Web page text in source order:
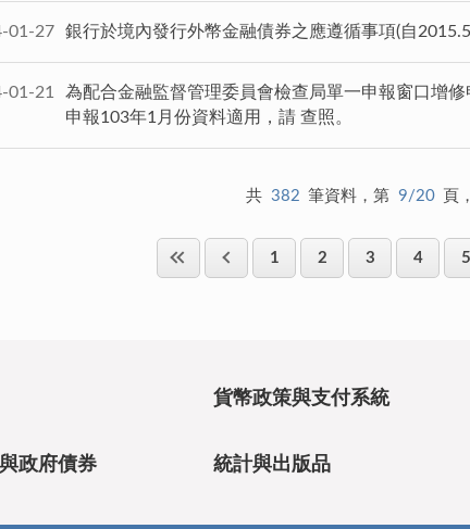
01-27 銀行於境內發行外幣金融債券之應遵循事項(自
01-21
為配合金融監督管理委員會檢查局單一申報窗口增
申報103年1月份資料適用，請 查照。
共 382 筆資料，第 9/20 頁，
1 2 3 4 5
貨幣政策與支付系統
政府債券 統計與出版品